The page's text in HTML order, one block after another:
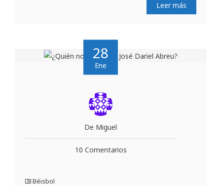
Leer más
28
Ene
De Miguel
10 Comentarios
Béisbol